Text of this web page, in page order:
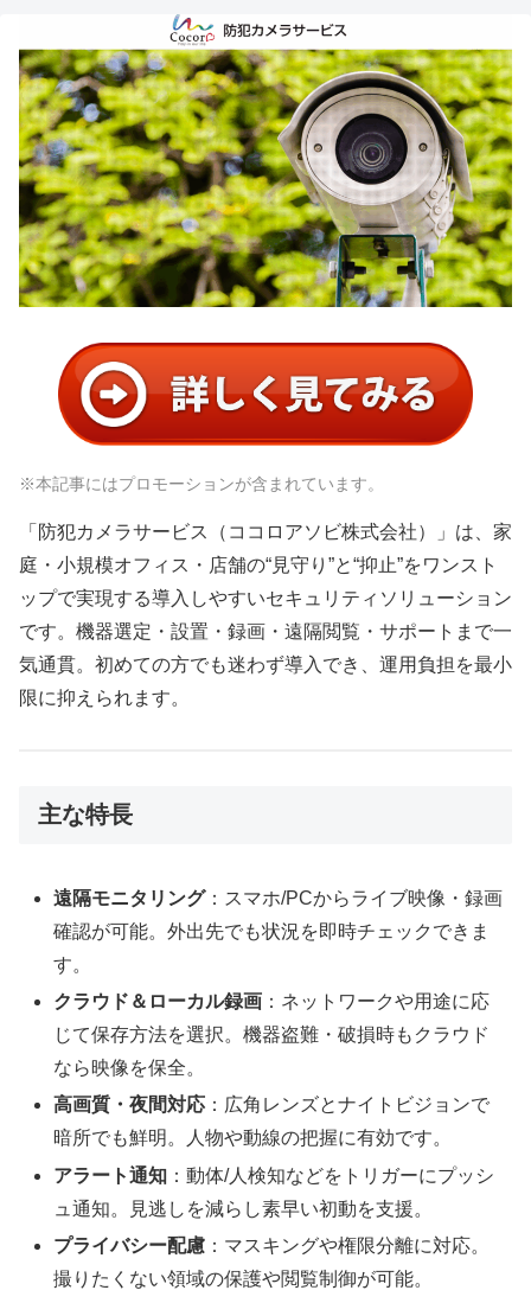
※本記事にはプロモーションが含まれています。
「防犯カメラサービス（ココロアソビ株式会社）」は、家
庭・小規模オフィス・店舗の“見守り”と“抑止”をワンスト
ップで実現する導入しやすいセキュリティソリューション
です。機器選定・設置・録画・遠隔閲覧・サポートまで一
気通貫。初めての方でも迷わず導入でき、運用負担を最小
限に抑えられます。
主な特長
遠隔モニタリング：スマホ/PCからライブ映像・録画
確認が可能。外出先でも状況を即時チェックできま
す。
クラウド＆ローカル録画 ：ネットワークや用途に応
じて保存方法を選択。機器盗難・破損時もクラウド
なら映像を保全。
高画質・夜間対応 ：広角レンズとナイトビジョンで
暗所でも鮮明。人物や動線の把握に有効です。
アラート通知 ：動体/人検知などをトリガーにプッシ
ュ通知。見逃しを減らし素早い初動を支援。
プライバシー配慮 ：マスキングや権限分離に対応。
撮りたくない領域の保護や閲覧制御が可能。